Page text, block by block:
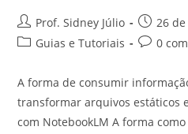
Prof. Sidney Júlio
26
Guias e Tutoriais
0
A forma de consumir
transformar arquivos estáticos
com NotebookLM A forma